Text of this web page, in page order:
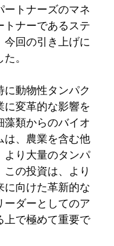
トナーズのマネ
ナーであるステ
回の引き上げに
。
に動物性タンパク
変革的な影響を
類からのバイオ
は、農業を含む他
り大量のタンパ
の投資は、より
向けた革新的な
ダーとしてのア
で極めて重要で